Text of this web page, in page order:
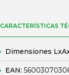
CARACTERÍSTICAS
Dimensiones
EAN: